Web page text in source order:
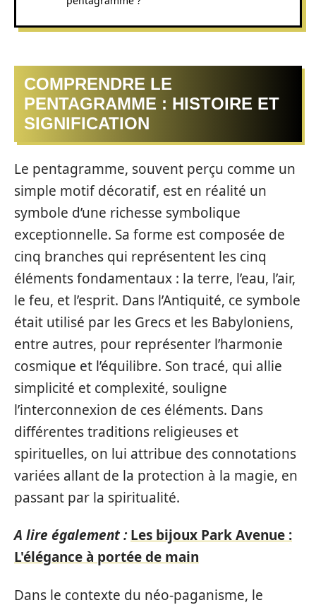
COMPRENDRE LE
PENTAGRAMME : HISTOIRE ET
SIGNIFICATION
Le pentagramme, souvent perçu comme un
simple motif décoratif, est en réalité un
symbole d’une richesse symbolique
exceptionnelle. Sa forme est composée de
cinq branches qui représentent les cinq
éléments fondamentaux : la terre, l’eau, l’air,
le feu, et l’esprit. Dans l’Antiquité, ce symbole
était utilisé par les Grecs et les Babyloniens,
entre autres, pour représenter l’harmonie
cosmique et l’équilibre. Son tracé, qui allie
simplicité et complexité, souligne
l’interconnexion de ces éléments. Dans
différentes traditions religieuses et
spirituelles, on lui attribue des connotations
variées allant de la protection à la magie, en
passant par la spiritualité.
A lire également : Les bijoux Park Avenue :
L'élégance à portée de main
Dans le contexte du néo-paganisme, le